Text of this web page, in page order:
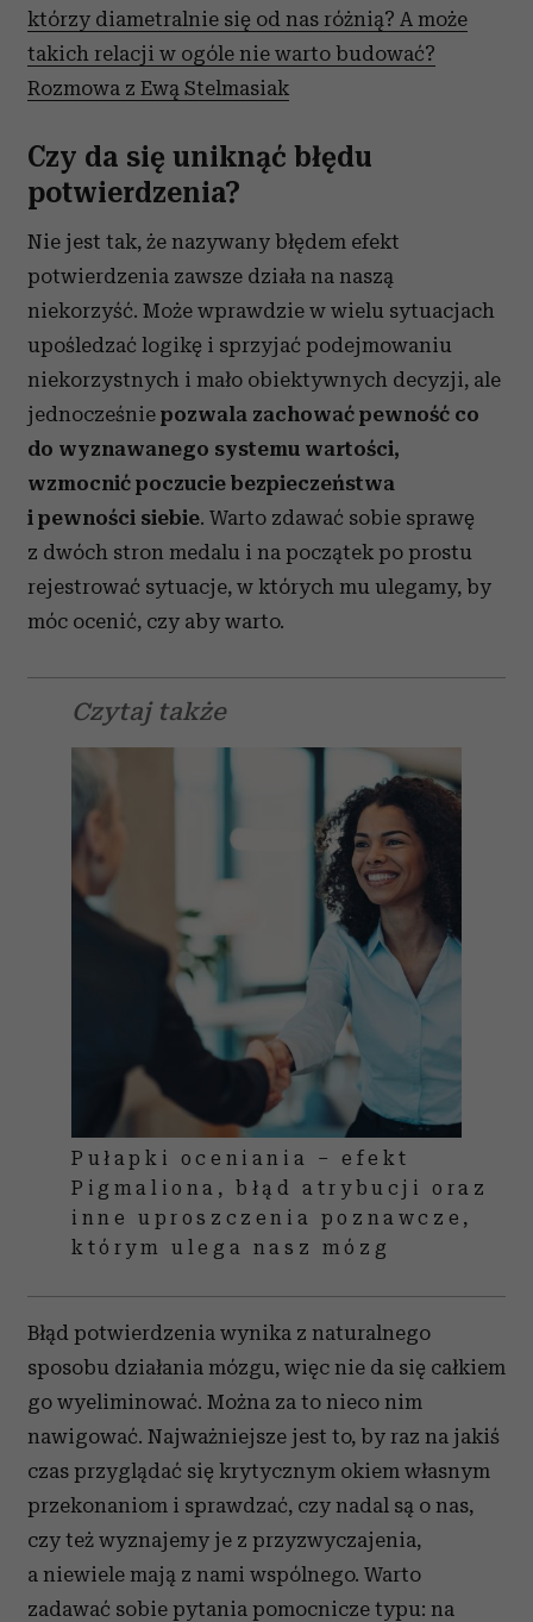
którzy diametralnie się od nas różnią? A może
takich relacji w ogóle nie warto budować?
Rozmowa z Ewą Stelmasiak
Czy da się uniknąć błędu
potwierdzenia?
Nie jest tak, że nazywany błędem efekt
potwierdzenia zawsze działa na naszą
niekorzyść. Może wprawdzie w wielu sytuacjach
upośledzać logikę i sprzyjać podejmowaniu
niekorzystnych i mało obiektywnych decyzji, ale
jednocześnie pozwala zachować pewność co
do wyznawanego systemu wartości,
wzmocnić poczucie bezpieczeństwa
i pewności siebie. Warto zdawać sobie sprawę
z dwóch stron medalu i na początek po prostu
rejestrować sytuacje, w których mu ulegamy, by
móc ocenić, czy aby warto.
Czytaj także
Pułapki oceniania – efekt
Pigmaliona, błąd atrybucji oraz
inne uproszczenia poznawcze,
którym ulega nasz mózg
Błąd potwierdzenia wynika z naturalnego
sposobu działania mózgu, więc nie da się całkiem
go wyeliminować. Można za to nieco nim
nawigować. Najważniejsze jest to, by raz na jakiś
czas przyglądać się krytycznym okiem własnym
przekonaniom i sprawdzać, czy nadal są o nas,
czy też wyznajemy je z przyzwyczajenia,
a niewiele mają z nami wspólnego. Warto
zadawać sobie pytania pomocnicze typu: na